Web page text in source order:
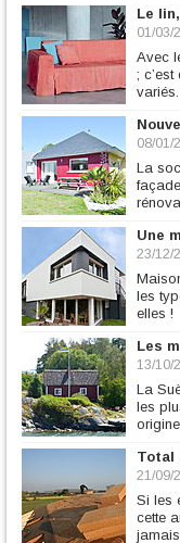
Le
01/03/
Avec
;
variés.
08/01/
La
Une
23/12/
les
elles !
Les
13/10/
La
les
Total
21/09/
Si les
cette